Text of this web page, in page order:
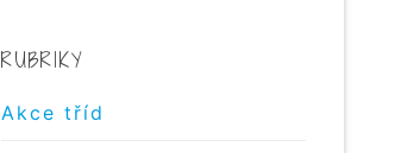
RUBRIKY
Akce tříd